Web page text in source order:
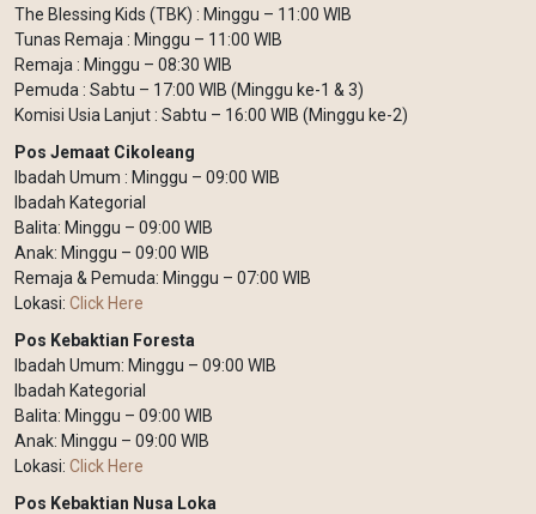
The Blessing Kids (TBK) : Minggu – 11:00 WIB
Tunas Remaja : Minggu – 11:00 WIB
Remaja : Minggu – 08:30 WIB
Pemuda : Sabtu – 17:00 WIB (Minggu ke-1 & 3)
Komisi Usia Lanjut : Sabtu – 16:00 WIB (Minggu ke-2)
Pos Jemaat Cikoleang
Ibadah Umum : Minggu – 09:00 WIB
Ibadah Kategorial
Balita: Minggu – 09:00 WIB
Anak: Minggu – 09:00 WIB
Remaja & Pemuda: Minggu – 07:00 WIB
Lokasi: Click Here
Pos Kebaktian Foresta
Ibadah Umum: Minggu – 09:00 WIB
Ibadah Kategorial
Balita: Minggu – 09:00 WIB
Anak: Minggu – 09:00 WIB
Lokasi: Click Here
Pos Kebaktian Nusa Loka